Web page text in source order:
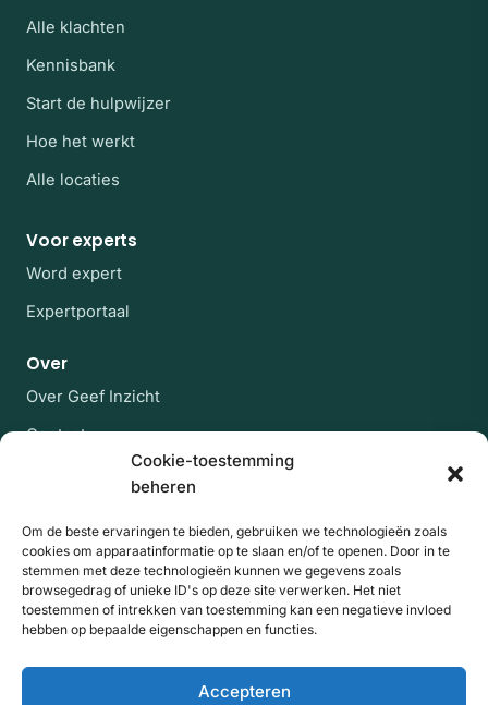
Cookie-toestemming
beheren
Om de beste ervaringen te bieden, gebruiken we technologieën zoals
cookies om apparaatinformatie op te slaan en/of te openen. Door in te
stemmen met deze technologieën kunnen we gegevens zoals
browsegedrag of unieke ID's op deze site verwerken. Het niet
toestemmen of intrekken van toestemming kan een negatieve invloed
hebben op bepaalde eigenschappen en functies.
Accepteren
Alle klachten
Kennisbank
Start de hulpwijzer
Hoe het werkt
Alle locaties
Voor experts
Word expert
Expertportaal
Over
Over Geef Inzicht
Contact
Veelgestelde vragen
Blijf op de hoogte
Af en toe een rustige mail met nieuwe experts en
artikelen uit de kennisbank. Geen spam, uitschrijven
kan altijd.
E-mailadres
Website